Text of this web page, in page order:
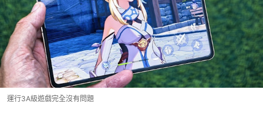
運行3A級遊戲完全沒有問題